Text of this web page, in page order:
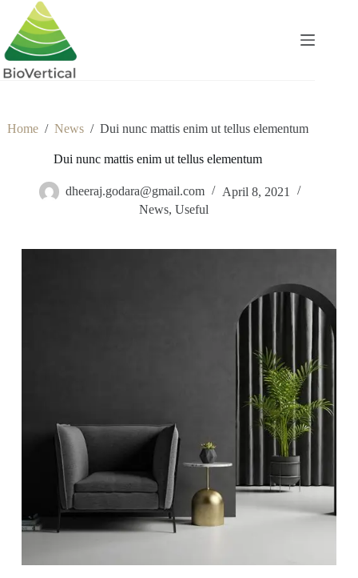
content
Home / News / Dui nunc mattis enim ut tellus elementum
Dui nunc mattis enim ut tellus elementum
dheeraj.godara@gmail.com
April 8, 2021
News, Useful